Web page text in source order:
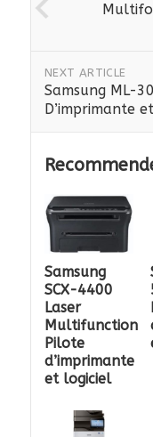
NEXT ARTICLE
Samsung ML-
D’imprimante
Samsung
SCX-4400
Laser
Multifunction
Pilote
d’imprimante
et logiciel